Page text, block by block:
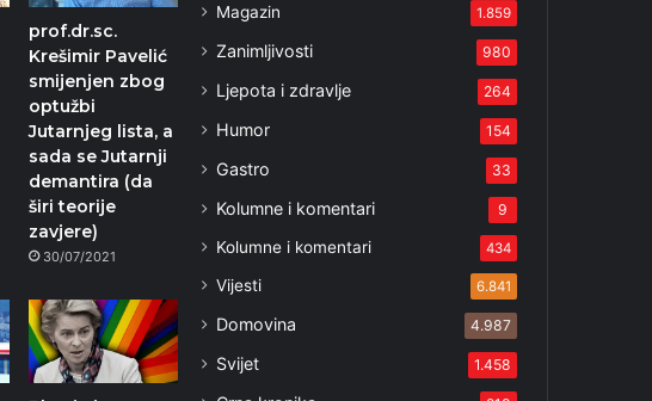
prof.dr.sc.
Krešimir Pavelić
smijenjen zbog
optužbi
Jutarnjeg lista, a
sada se Jutarnji
demantira (da
širi teorije
zavjere)
30/07/2021
Magazin 1.859
Zanimljivosti 980
Ljepota i zdravlje 264
Humor 154
Gastro 33
Kolumne i komentari 9
Kolumne i komentari 434
Vijesti 6.841
Domovina 4.987
Svijet 1.458